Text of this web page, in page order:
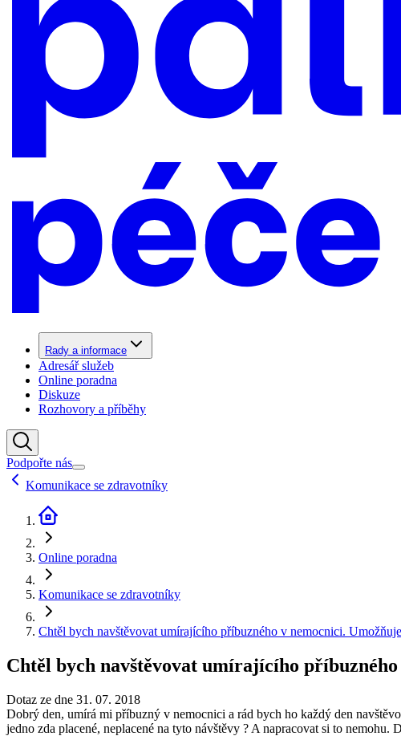
Rady a informace
Adresář služeb
Online poradna
Diskuze
Rozhovory a příběhy
Podpořte nás
Komunikace se zdravotníky
Online poradna
Komunikace se zdravotníky
Chtěl bych navštěvovat umírajícího příbuzného v nemocnici.
Chtěl bych navštěvovat umírajícího
Dotaz ze dne 31. 07. 2018
Dobrý den, umírá mi příbuzný v nemocnici a rád bych ho každý den
jedno zda placené, neplacené na tyto návštěvy ? A napracovat si to nemohu.